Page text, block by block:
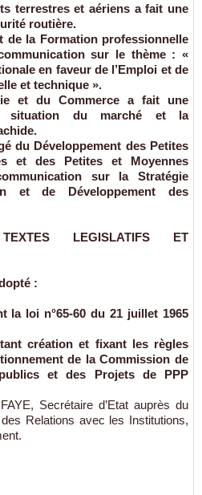
terrestres et aériens a fait une
routière.
de la Formation professionnelle
sur le thème : «
en faveur de l’Emploi et de
et technique ».
et du Commerce a fait une
situation du marché et la
du Développement des Petites
et des Petites et Moyennes
sur la Stratégie
et de Développement des
LEGISLATIFS ET
:
la loi n°65-60 du 21 juillet 1965
création et fixant les règles
de la Commission de
et des Projets de PPP
Secrétaire d’Etat auprès du
Relations avec les Institutions,